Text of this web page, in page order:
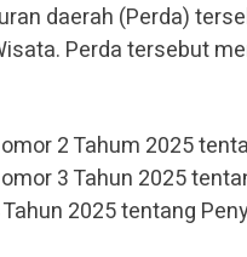
daerah (Perda)
Perda tersebut
2 Tahum 2025
3 Tahun 2025
2025 tentang